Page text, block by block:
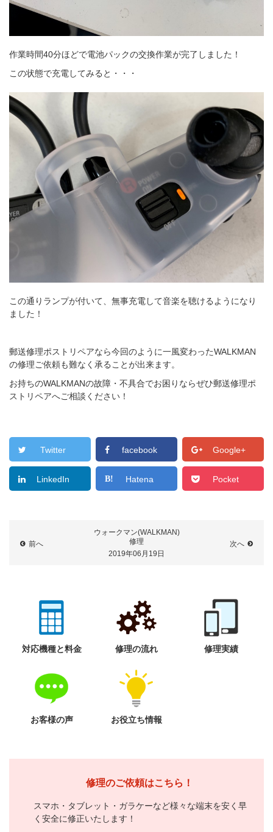
作業時間40分ほどで電池パックの交換作業が完了しました！
この状態で充電してみると・・・
この通りランプが付いて、無事充電して音楽を聴けるようになり
ました！
郵送修理ポストリペアなら今回のように一風変わったWALKMAN
の修理ご依頼も難なく承ることが出来ます。
お持ちのWALKMANの故障・不具合でお困りならぜひ郵送修理ポ
ストリペアへご相談ください！
Twitter facebook Google+
LinkedIn Hatena Pocket
ウォークマン(WALKMAN)
修理
2019年06月19日
前へ 次へ
対応機種と料金 修理の流れ 修理実績
お客様の声 お役立ち情報
修理のご依頼はこちら！
スマホ・タブレット・ガラケーなど様々な端末を安く早
く安全に修正いたします！